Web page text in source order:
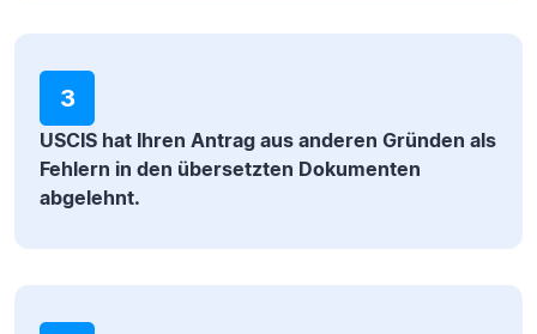
3
USCIS hat Ihren Antrag aus anderen Gründen als
Fehlern in den übersetzten Dokumenten
abgelehnt.